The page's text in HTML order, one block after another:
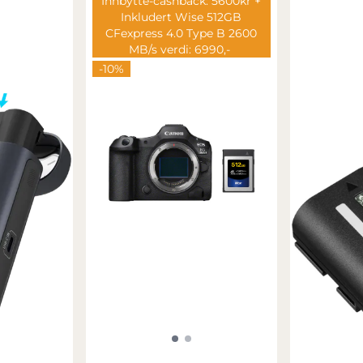
Inkludert Wise 512GB
CFexpress 4.0 Type B 2600
MB/s verdi: 6990,-
-10%